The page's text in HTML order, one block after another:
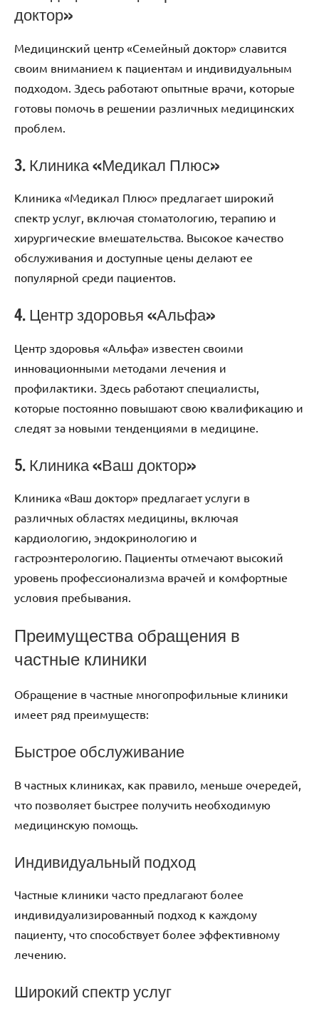
доктор»
Медицинский центр «Семейный доктор» славится
своим вниманием к пациентам и индивидуальным
подходом. Здесь работают опытные врачи, которые
готовы помочь в решении различных медицинских
проблем.
3. Клиника «Медикал Плюс»
Клиника «Медикал Плюс» предлагает широкий
спектр услуг, включая стоматологию, терапию и
хирургические вмешательства. Высокое качество
обслуживания и доступные цены делают ее
популярной среди пациентов.
4. Центр здоровья «Альфа»
Центр здоровья «Альфа» известен своими
инновационными методами лечения и
профилактики. Здесь работают специалисты,
которые постоянно повышают свою квалификацию и
следят за новыми тенденциями в медицине.
5. Клиника «Ваш доктор»
Клиника «Ваш доктор» предлагает услуги в
различных областях медицины, включая
кардиологию, эндокринологию и
гастроэнтерологию. Пациенты отмечают высокий
уровень профессионализма врачей и комфортные
условия пребывания.
Преимущества обращения в
частные клиники
Обращение в частные многопрофильные клиники
имеет ряд преимуществ:
Быстрое обслуживание
В частных клиниках, как правило, меньше очередей,
что позволяет быстрее получить необходимую
медицинскую помощь.
Индивидуальный подход
Частные клиники часто предлагают более
индивидуализированный подход к каждому
пациенту, что способствует более эффективному
лечению.
Широкий спектр услуг